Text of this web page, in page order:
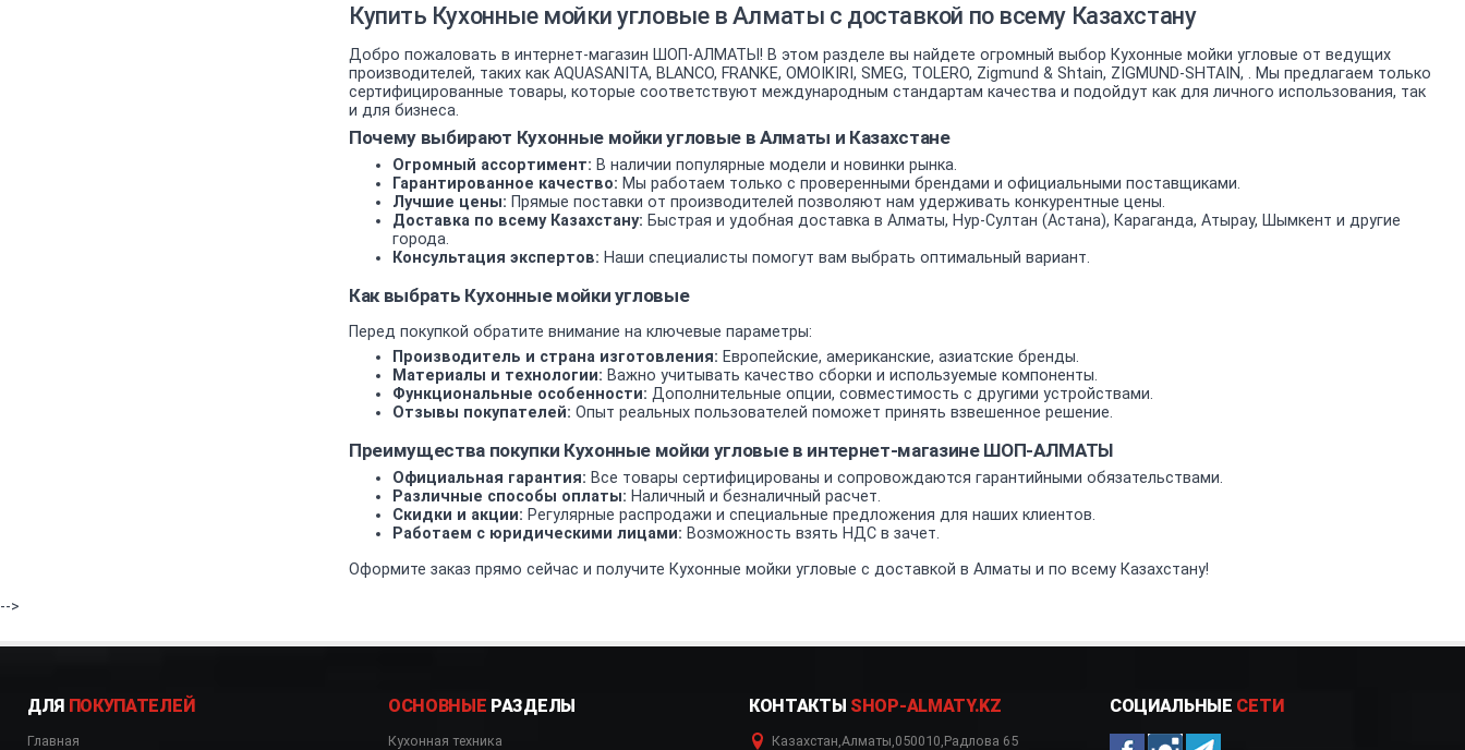
Купить Кухонные мойки угловые в Алматы с доставкой по всему Казахстану
Добро пожаловать в интернет-магазин ШОП-АЛМАТЫ! В этом разделе вы найдете огромный выбор Кухонные мойки угловые от ведущих
производителей, таких как AQUASANITA, BLANCO, FRANKE, OMOIKIRI, SMEG, TOLERO, Zigmund & Shtain, ZIGMUND-SHTAIN, . Мы предлагаем только
сертифицированные товары, которые соответствуют международным стандартам качества и подойдут как для личного использования, так
и для бизнеса.
Почему выбирают Кухонные мойки угловые в Алматы и Казахстане
Огромный ассортимент: В наличии популярные модели и новинки рынка.
Гарантированное качество: Мы работаем только с проверенными брендами и официальными поставщиками.
Лучшие цены: Прямые поставки от производителей позволяют нам удерживать конкурентные цены.
Доставка по всему Казахстану: Быстрая и удобная доставка в Алматы, Нур-Султан (Астана), Караганда, Атырау, Шымкент и другие
города.
Консультация экспертов: Наши специалисты помогут вам выбрать оптимальный вариант.
Как выбрать Кухонные мойки угловые
Перед покупкой обратите внимание на ключевые параметры:
Производитель и страна изготовления: Европейские, американские, азиатские бренды.
Материалы и технологии: Важно учитывать качество сборки и используемые компоненты.
Функциональные особенности: Дополнительные опции, совместимость с другими устройствами.
Отзывы покупателей: Опыт реальных пользователей поможет принять взвешенное решение.
Преимущества покупки Кухонные мойки угловые в интернет-магазине ШОП-АЛМАТЫ
Официальная гарантия: Все товары сертифицированы и сопровождаются гарантийными обязательствами.
Различные способы оплаты: Наличный и безналичный расчет.
Скидки и акции: Регулярные распродажи и специальные предложения для наших клиентов.
Работаем с юридическими лицами: Возможность взять НДС в зачет.
Оформите заказ прямо сейчас и получите Кухонные мойки угловые с доставкой в Алматы и по всему Казахстану!
-->
ДЛЯ ПОКУПАТЕЛЕЙ
Главная
ОСНОВНЫЕ РАЗДЕЛЫ
Кухонная техника
КОНТАКТЫ SHOP-ALMATY.KZ
Казахстан Алматы 050010 Радлова 65
СОЦИАЛЬНЫЕ СЕТИ